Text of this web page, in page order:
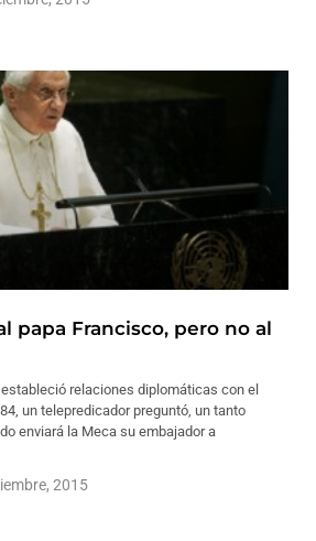
papa Francisco, pero no al
relaciones diplomáticas con el
un telepredicador preguntó, un tanto
enviará la Meca su embajador a
2015